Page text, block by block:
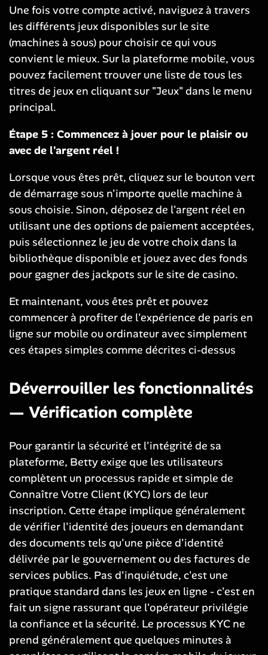
Une fois votre compte activé, naviguez à travers
les différents jeux disponibles sur le site
(machines à sous) pour choisir ce qui vous
convient le mieux. Sur la plateforme mobile, vous
pouvez facilement trouver une liste de tous les
titres de jeux en cliquant sur "Jeux" dans le menu
principal.
Étape 5 : Commencez à jouer pour le plaisir ou
avec de l'argent réel !
Lorsque vous êtes prêt, cliquez sur le bouton vert
de démarrage sous n'importe quelle machine à
sous choisie. Sinon, déposez de l'argent réel en
utilisant une des options de paiement acceptées,
puis sélectionnez le jeu de votre choix dans la
bibliothèque disponible et jouez avec des fonds
pour gagner des jackpots sur le site de casino.
Et maintenant, vous êtes prêt et pouvez
commencer à profiter de l'expérience de paris en
ligne sur mobile ou ordinateur avec simplement
ces étapes simples comme décrites ci-dessus
Déverrouiller les fonctionnalités
— Vérification complète
Pour garantir la sécurité et l'intégrité de sa
plateforme, Betty exige que les utilisateurs
complètent un processus rapide et simple de
Connaître Votre Client (KYC) lors de leur
inscription. Cette étape implique généralement
de vérifier l'identité des joueurs en demandant
des documents tels qu'une pièce d'identité
délivrée par le gouvernement ou des factures de
services publics. Pas d'inquiétude, c'est une
pratique standard dans les jeux en ligne - c'est en
fait un signe rassurant que l'opérateur privilégie
la confiance et la sécurité. Le processus KYC ne
prend généralement que quelques minutes à